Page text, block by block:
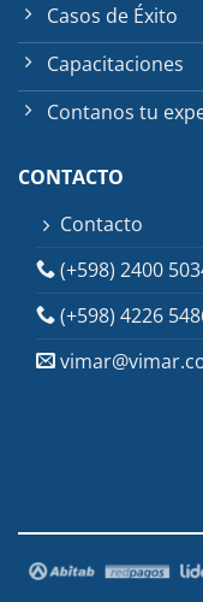
Casos de Éxito
Capacitaciones
Contanos tu
CONTACTO
Contacto
(+598) 2400
(+598) 4226